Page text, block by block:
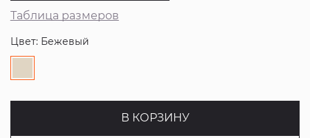
Таблица размеров
Цвет: Бежевый
В КОРЗИНУ